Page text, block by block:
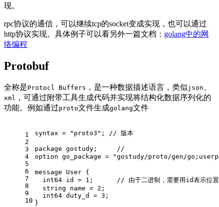
现。
rpc协议的通信，可以继续tcp的socket变成实现，也可以通过
http协议实现。具体例子可以看另外一篇文档： golang中的网
络编程
Protobuf
全称是Protocl Buffers ，是一种数据描述语言，类似json
xml
，可通过附带工具生成代码并实现将结构化数据序列化的
功能。例如通过proto文件生成golang文件
1
2
3
4
5
6
7
8
9
10
syntax = "proto3" ; // 版本
package gostudy;
//
option go_package =
"gostudy/proto/gen/
message User {
int64 id = 1 ;
// 由于二进制，需要用id表示位置
string name = 2 ;
int64 duty_d = 3 ;
}